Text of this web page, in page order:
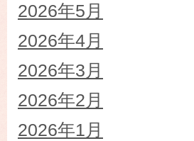
2026年5月
2026年4月
2026年3月
2026年2月
2026年1月